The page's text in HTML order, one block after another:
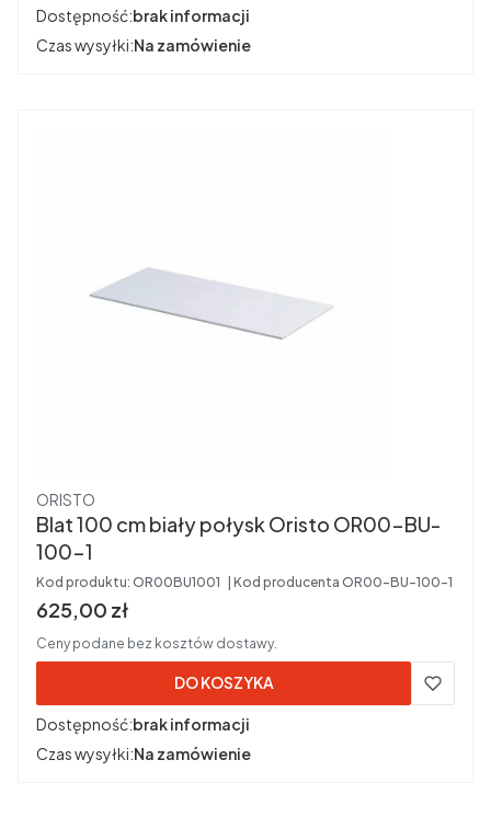
Dostępność:brak informacji
Czas wysyłki:Na zamówienie
Producent
ORISTO
Blat 100 cm biały połysk Oristo OR00-BU-
100-1
Kod produktu: OR00BU1001 Kod producenta OR00-BU-100-1
Cena brutto
625,00 zł
Ceny podane bez kosztów dostawy.
DO KOSZYKA
Dostępność:brak informacji
Czas wysyłki:Na zamówienie